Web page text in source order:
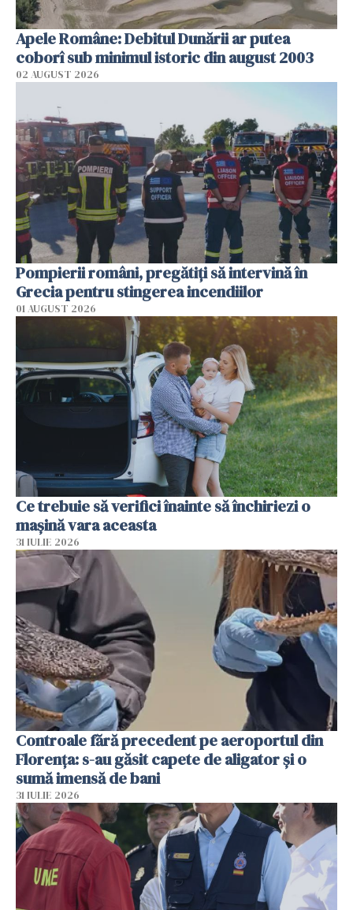
Apele Române: Debitul Dunării ar putea
coborî sub minimul istoric din august 2003
02 AUGUST 2026
Pompierii români, pregătiţi să intervină în
Grecia pentru stingerea incendiilor
01 AUGUST 2026
Ce trebuie să verifici înainte să închiriezi o
mașină vara aceasta
31 IULIE 2026
Controale fără precedent pe aeroportul din
Florența: s-au găsit capete de aligator și o
sumă imensă de bani
31 IULIE 2026